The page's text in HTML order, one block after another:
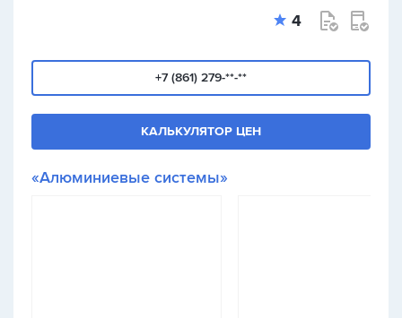
4
+7 (861) 279-**-**
КАЛЬКУЛЯТОР ЦЕН
«Алюминиевые системы»